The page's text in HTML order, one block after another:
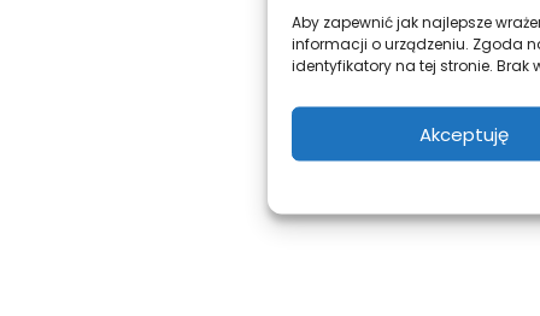
Aby zapewnić jak najlepsze
informacji o urządzeniu. Zgoda
identyfikatory na tej stronie. Brak
Akceptuję